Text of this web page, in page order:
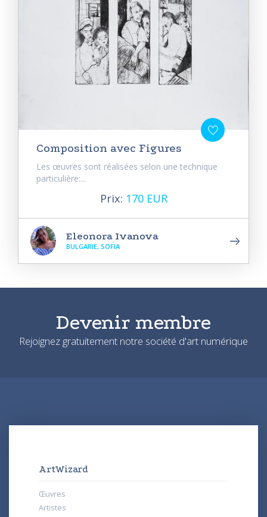
Composition avec Figures
Les œuvres sont réalisées selon une technique
particulière:...
Prix: 170 EUR
Eleonora Ivanova
BULGARIE, SOFIA
Devenir membre
Rejoignez gratuitement notre société d'art numérique
ArtWizard
Œuvres
Artistes